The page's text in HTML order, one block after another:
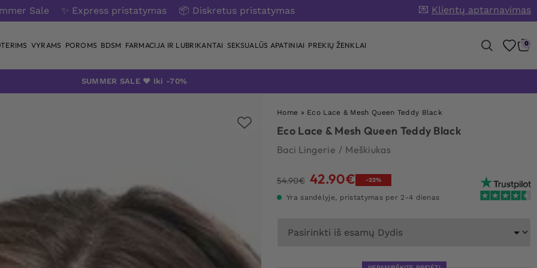
Sale ✨ Express pristatymas 📦 Diskretus pristatymas 💌 Klientų aptarnavimas
VYRAMS POROMS BDSM FARMACIJA IR LUBRIKANTAI SEKSUALŪS APATINIAI PREKIŲ ŽENKLAI 0
SUMMER SALE ❤️ Iki -70%
Home » Eco Lace & Mesh Queen Teddy Black
Eco Lace & Mesh Queen Teddy Black
Baci Lingerie / Meškiukas
54.90€ Original
was:
42.90€Current
-22%
Yra sandėlyje, pristatymas per 2-4 dienas